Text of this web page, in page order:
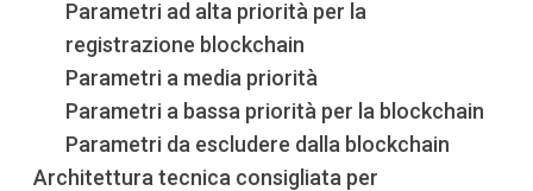
Parametri ad alta priorità per la
registrazione blockchain
Parametri a media priorità
Parametri a bassa priorità per la blockchain
Parametri da escludere dalla blockchain
Architettura tecnica consigliata per